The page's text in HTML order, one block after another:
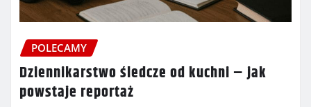
POLECAMY
Dziennikarstwo śledcze od kuchni – jak
powstaje reportaż